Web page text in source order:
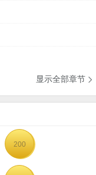
显示全部章节
200